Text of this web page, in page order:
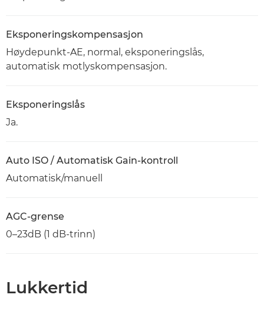
Eksponeringskompensasjon
Høydepunkt-AE, normal, eksponeringslås,
automatisk motlyskompensasjon.
Eksponeringslås
Ja.
Auto ISO / Automatisk Gain-kontroll
Automatisk/manuell
AGC-grense
0–23dB (1 dB-trinn)
Lukkertid